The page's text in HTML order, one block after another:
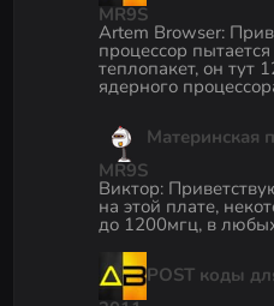
MR9S
Artem Browser:
процессор
теплопакет, он тут
ядерного
Материнская
MR9S
Виктор:
на этой плате,
до 1200мгц, в
POST коды